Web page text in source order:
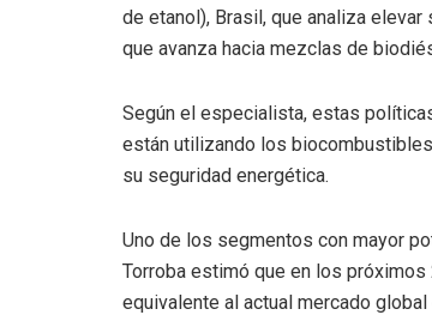
de etanol), Brasil, que analiza
que avanza hacia mezclas de
Según el especialista, estas
están utilizando los
su seguridad energética.
Uno de los segmentos con mayor
Torroba estimó que en los próximos
equivalente al actual mercado